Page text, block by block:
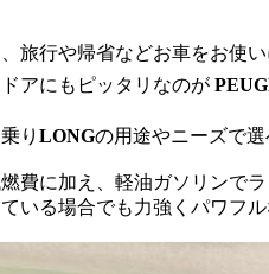
旅行や帰省などお車をお使い
アにもピッタリなのが
り LONGの用途やニーズで
費に加え、軽油ガソリンで
いる場合でも力強くパワフ